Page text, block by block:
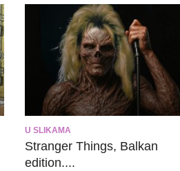
U SLIKAMA
Stranger Things, Balkan
edition....